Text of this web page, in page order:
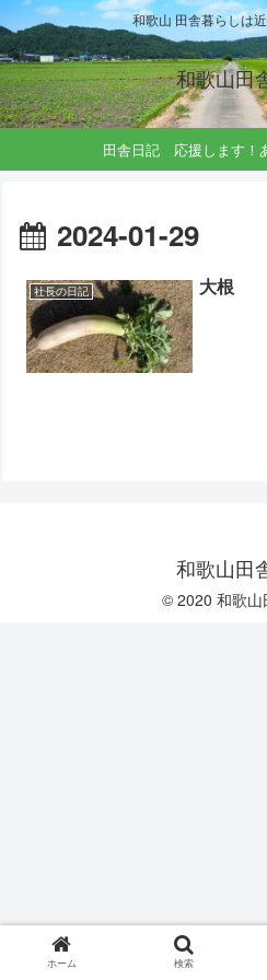
和歌山 田舎暮らしは
和歌山田
田舎日記 応援します！
2024-01-29
社長の日記 大根
和歌山田
© 2020 和歌山
ホーム 検索